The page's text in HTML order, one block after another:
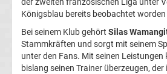
EM
Frauenfußball
Königsblau bereits beobachtet worden
Bei seinem Klub gehört Silas
Stammkräften und sorgt mit seinem
unter den Fans. Mit seinen Leistungen
bislang seinen Trainer überzeugen,